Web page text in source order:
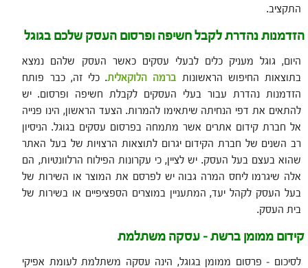
התקציב.
הזדמנות נהדרת לקבל חשיפה ופרסום העסק שלכם בגוגל
היום, גוגל מעניק כלים לבעלי עסקים כאשר העסק שלהם נמצא
בתוצאות החיפוש הראשונות ברמה הלוקאלית. כלי זה, כבר פותח
הזדמנות נהדרת עבור בעלי העסקים לקבלת חשיפה ופרסום. יש
להתאים את דפי הנחיתה שיתאימו להמרות. הצעד הראשון, הינו פנייה
אל חברת קידום אתרים אשר מתמחה בפרסום עסקים בגוגל. הניסיון
רב השנים של חברת הקידום יגרום לתוצאות הרצויות של בעל האתר
שהוא בעצם בעל העסק. יש לציין, כי עקרונות הפילוח הרלוונטיות, הם
אלה שיגרמו ליחס המרה גבוה יש לפרסם את המוצר או השירות של
בעל העסק לקהל יעד, המתעניין במוצרים הספציפיים או בשירות של
בית העסק.
קידום ממומן ברשת – עסקה משתלמת
לסיכום – פרסום ממומן בגוגל, הינה עסקה משתלמת לעומת אפיקי